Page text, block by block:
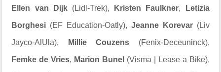
Ellen van Dijk(Lidl-Trek), Kristen Faulkner, Letizia
Borghesi (EF Education-Oatly), Jeanne Korevar(Liv
Jayco-AlUla), Millie Couzens (Fenix-Deceuninck),
Femke de Vries, Marion Bunel (Visma | Lease a Bike),